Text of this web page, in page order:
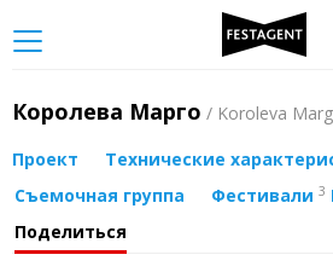
Королева Марго / Koroleva
Проект
Технические
Съемочная группа
Фестивали 3
Поделиться